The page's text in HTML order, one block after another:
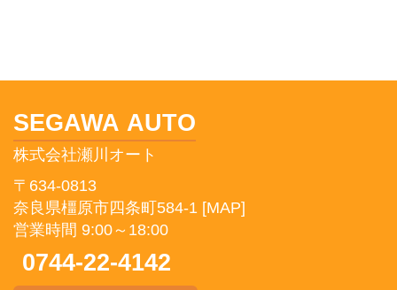
SEGAWA AUTO
株式会社瀬川オート
〒634-0813
奈良県橿原市四条町584-1 [MAP]
営業時間 9:00～18:00
0744-22-4142